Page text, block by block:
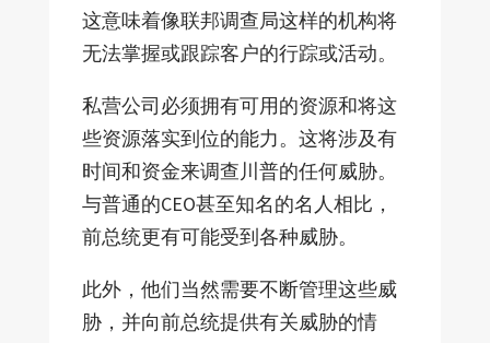
这意味着像联邦调查局这样的机构将
无法掌握或跟踪客户的行踪或活动。
私营公司必须拥有可用的资源和将这
些资源落实到位的能力。这将涉及有
时间和资金来调查川普的任何威胁。
与普通的CEO甚至知名的名人相比，
前总统更有可能受到各种威胁。
此外，他们当然需要不断管理这些威
胁，并向前总统提供有关威胁的情